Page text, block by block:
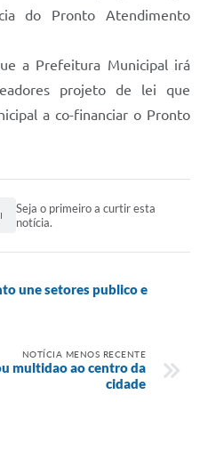
do Pronto Atendimento
a Prefeitura Municipal irá
projeto de lei que
a co-financiar o Pronto
Seja o primeiro a curtir esta
notícia.
une setores publico e
NOTÍCIA MENOS RECENTE
multidao ao centro da
cidade